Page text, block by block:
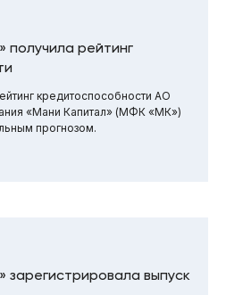
рейтинг
кредитоспособности АО
«Мани Капитал» (МФК «МК»)
прогнозом.
выпуск